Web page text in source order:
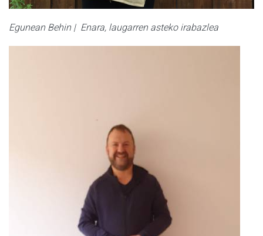
Egunean Behin | Enara, laugarren asteko irabazlea